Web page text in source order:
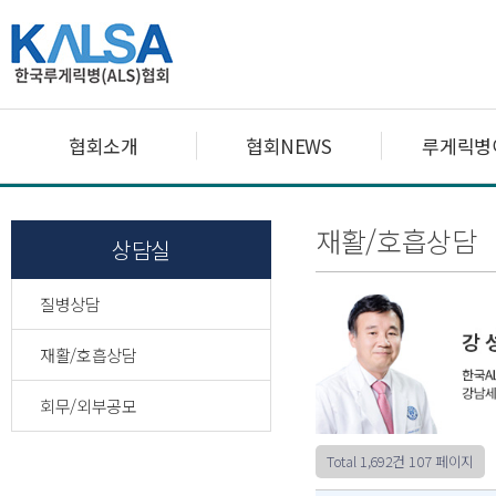
협회소개 협회NEWS 루게릭
상담실
질병상담
재활/호흡상담
회무/외부공모
재활/호흡상담
Total 1,692건 107 페이지